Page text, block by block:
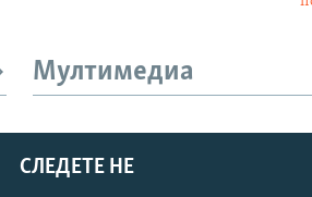
Мултимедиа
СЛЕДЕТЕ НЕ